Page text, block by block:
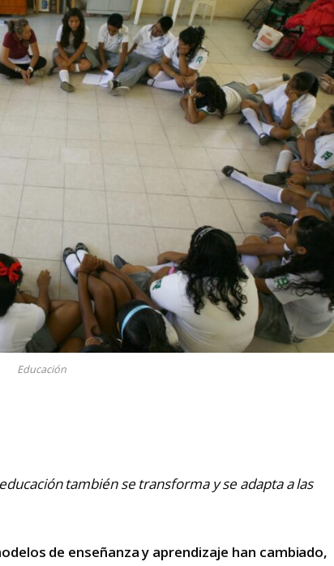
Educación
también se transforma y se adapta a las
de enseñanza y aprendizaje han cambiado,